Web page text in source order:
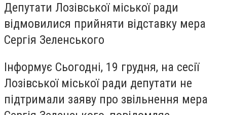
Депутати Лозівської міської ради
відмовилися прийняти відставку мера
Сергія Зеленського
Інформує Сьогодні, 19 грудня, на сесії
Лозівської міської ради депутати не
підтримали заяву про звільнення мера